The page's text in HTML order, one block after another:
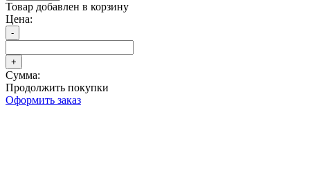
Товар добавлен в корзину
Цена:
Сумма:
Продолжить покупки
Оформить заказ